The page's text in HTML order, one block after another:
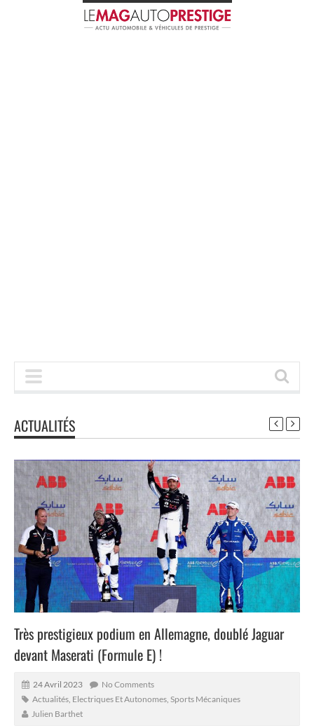
ACTUALITÉS
Très prestigieux podium en Allemagne, doublé Jaguar
devant Maserati (Formule E) !
24 Avril 2023
No Comments
Actualités Electriques Et Autonomes Sports Mécaniques
Julien Barthet